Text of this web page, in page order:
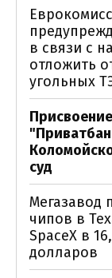
в связи с
отложить
угольных
суд
Мегазавод
чипов в
SpaceX в
долларов